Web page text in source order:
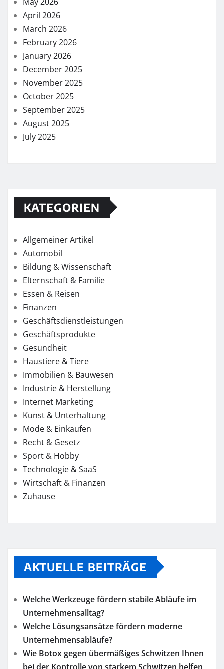
April 2026
March 2026
February 2026
January 2026
December 2025
November 2025
October 2025
September 2025
August 2025
July 2025
KATEGORIEN
Allgemeiner Artikel
Automobil
Bildung & Wissenschaft
Elternschaft & Familie
Essen & Reisen
Finanzen
Geschäftsdienstleistungen
Geschäftsprodukte
Gesundheit
Haustiere & Tiere
Immobilien & Bauwesen
Industrie & Herstellung
Internet Marketing
Kunst & Unterhaltung
Mode & Einkaufen
Recht & Gesetz
Sport & Hobby
Technologie & SaaS
Wirtschaft & Finanzen
Zuhause
AKTUELLE BEITRÄGE
Welche Werkzeuge fördern stabile Abläufe im
Unternehmensalltag?
Welche Lösungsansätze fördern moderne
Unternehmensabläufe?
Wie Botox gegen übermäßiges Schwitzen Ihnen